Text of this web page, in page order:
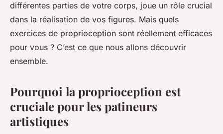
différentes parties de votre corps, joue un rôle crucial
dans la réalisation de vos figures. Mais quels
exercices de proprioception sont réellement efficaces
pour vous ? C’est ce que nous allons découvrir
ensemble.
Pourquoi la proprioception est
cruciale pour les patineurs
artistiques